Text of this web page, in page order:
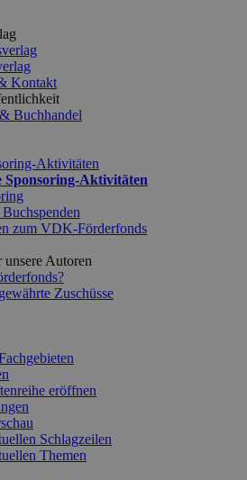
Kontakt
Buchhandel
Aktivitäten
Sponsoring-Aktivitäten
zum VDK-Förderfonds
unsere Autoren
Zuschüsse
eröffnen
Schlagzeilen
Themen